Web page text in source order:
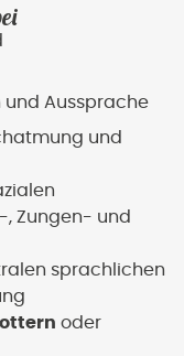
und Aussprache
und
, Zungen- und
sprachlichen
oder